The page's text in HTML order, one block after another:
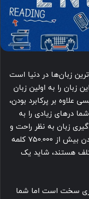
زبان‌ها در دنیا است
زبان را به اولین زبان
علاوه بر پرکابرد بودن،
درهای زیادی را به
زبان به نظر راحت و
بدون دردسر بیاید اما، این زبان با دارا بودن بیش از 750.000 کلمه
هستند، شاید یک
سخت است اما شما